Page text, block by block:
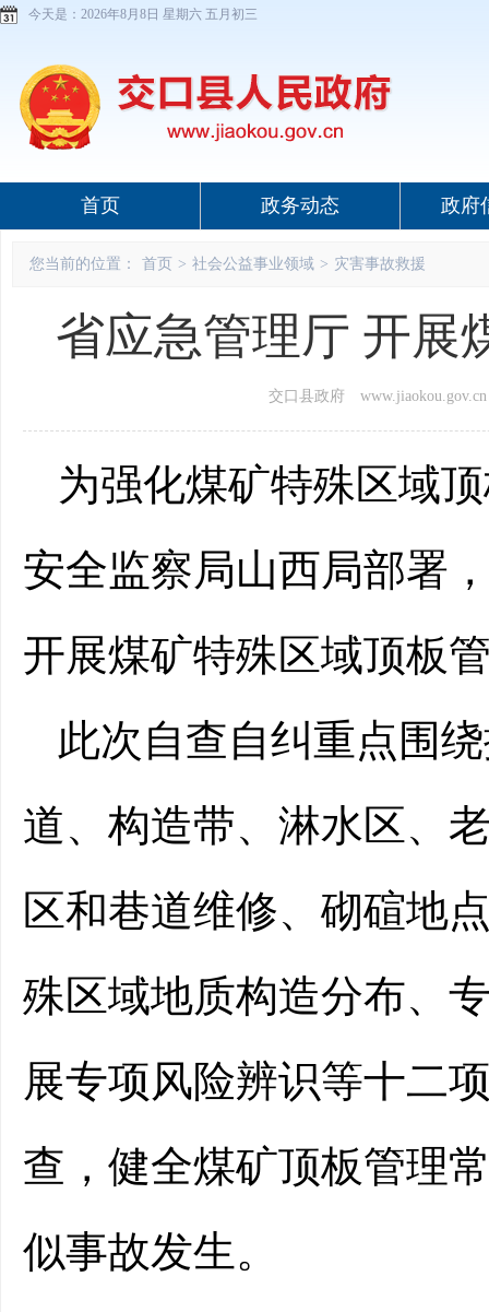
今天是： 2026年8月8日 星期六 五月初三
首页 政务动态 政府
您当前的位置： 首页 > 社会公益事业领域 > 灾害事故救援
省应急管理厅 开展
交口县政府 www.jiaokou.gov.cn
为强化煤矿特殊区域
安全监察局山西局部署
开展煤矿特殊区域顶板
此次自查自纠重点围
道、构造带、淋水区、
区和巷道维修、砌碹地
殊区域地质构造分布、
展专项风险辨识等十二
查，健全煤矿顶板管理
似事故发生。